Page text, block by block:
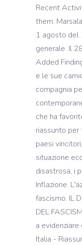
Recent
them.
1 agosto del
generale .Il
Added
e le sue
compagnia
che ha
riassunto per
paesi
situazione
disastrosa, i
Inflazione.
fascismo. IL
DEL
a
Italia -